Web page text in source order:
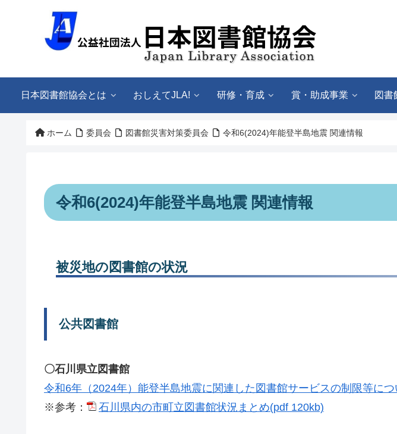
日本図書館協会とは おしえてJLA! 研修・育成 賞・助成事業 図書
ホーム 委員会 図書館災害対策委員会 令和6(2024)年能登半島地震 関連情報
令和6(2024)年能登半島地震 関連情報
被災地の図書館の状況
公共図書館
〇石川県立図書館
令和6年（2024年）能登半島地震に関連した図書館サービスの制限等につ
※参考：
石川県内の市町立図書館状況まとめ(pdf 120kb)